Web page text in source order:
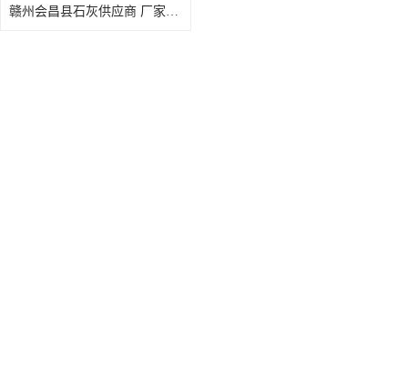
赣州会昌县石灰供应商 厂家供应